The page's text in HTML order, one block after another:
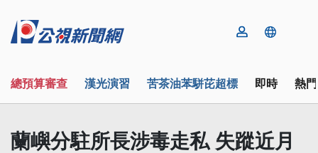
總預算審查 漢光演習 苦茶油苯駢芘超標 即時 熱
蘭嶼分駐所長涉毒走私 失蹤近月